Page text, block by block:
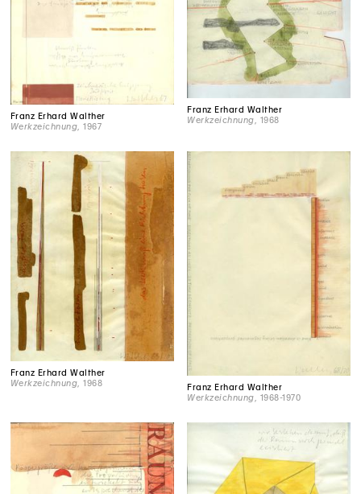
Franz Erhard Walther
Werkzeichnung , 1967
Franz Erhard Walther
Werkzeichnung , 1968
Franz Erhard Walther
Werkzeichnung , 1968
Franz Erhard Walther
Werkzeichnung , 1968-1970